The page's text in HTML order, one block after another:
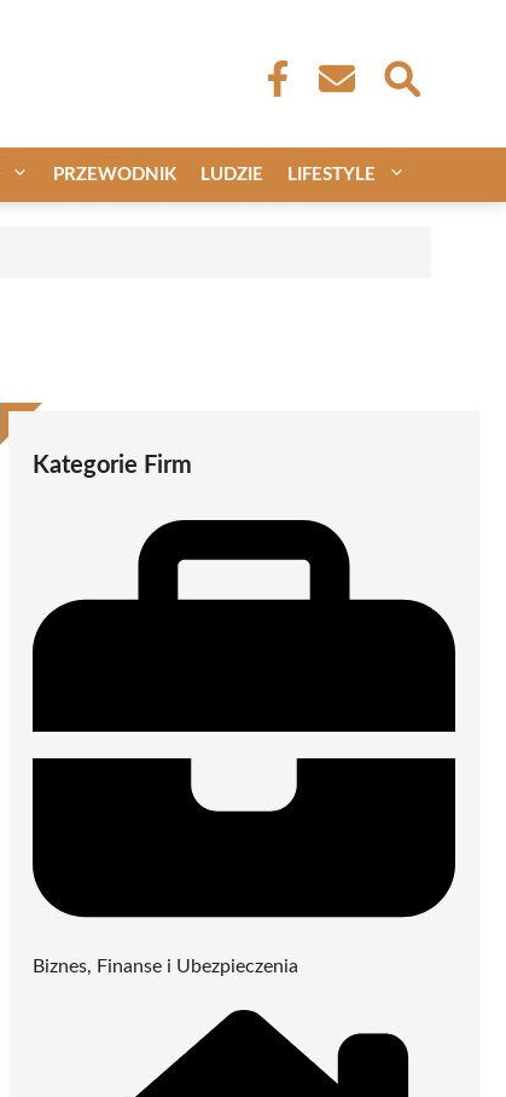
PRZEWODNIK LUDZIE LIFESTYLE
Kategorie Firm
Biznes, Finanse i Ubezpieczenia